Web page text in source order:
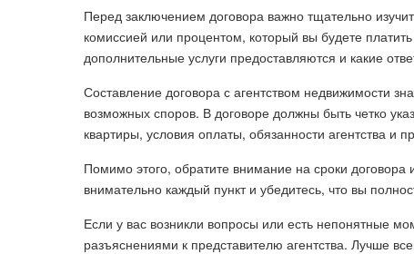
Перед заключением договора важно тщательно
комиссией или процентом, который вы будете
дополнительные услуги предоставляются и какие
Составление договора с агентством недвижимости
возможных споров. В договоре должны быть четко
квартиры, условия оплаты, обязанности агентства и
Помимо этого, обратите внимание на сроки
внимательно каждый пункт и убедитесь, что вы
Если у вас возникли вопросы или есть непонятные
разъяснениями к представителю агентства. Лучше